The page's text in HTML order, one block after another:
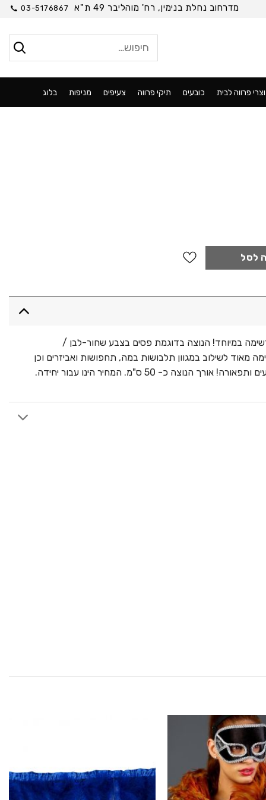
מדרחוב נחלת בנימין, רח' מוהליבר 49 ת"א 03-5176867
עבור:
פרווה לבית כובעים תיקי פרווה צעיפים מניפות בלוג
לסל
במיוחד! הנוצה בדוגמת פסים בצבע שחור-לבן /
מאוד לשילוב במגוון תלבושות במה, תחפושות ואביזרים וכן
הנוצה כ- 50 ס"מ. המחיר הינו עבור יחידה.
WISHLIST